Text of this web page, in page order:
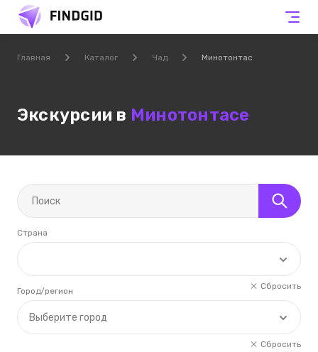
Главная Каталог Чад Минотонтас
Экскурсии в Минотонтасе
Страна
Сбросить
Выберите город
Город/регион
Сбросить